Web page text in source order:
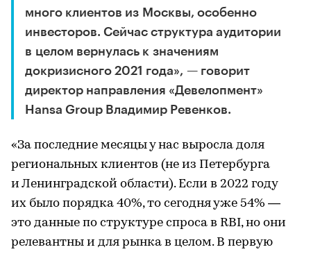
много клиентов из Москвы, особенно
инвесторов. Сейчас структура аудитории
в целом вернулась к значениям
докризисного 2021 года», — говорит
директор направления «Девелопмент»
Hansa Group Владимир Ревенков.
«За последние месяцы у нас выросла доля
региональных клиентов (не из Петербурга
и Ленинградской области). Если в 2022 году
их было порядка 40%, то сегодня уже 54% —
это данные по структуре спроса в RBI, но они
релевантны и для рынка в целом. В первую